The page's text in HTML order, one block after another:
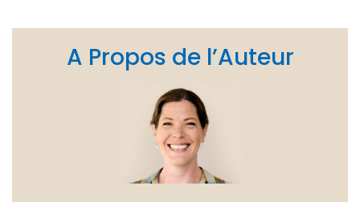
A Propos de l’Auteur